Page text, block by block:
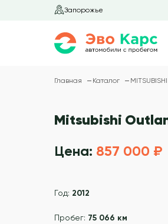
Запорожье
Главная Каталог MITSUBISHI
Mitsubishi
Цена: 857 000 ₽
Год: 2012
Пробег: 75 066 км